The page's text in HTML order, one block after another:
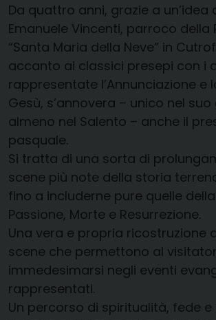
Da quattro anni, grazie a un’idea
Emanuele Vincenti, parroco della
“Santa Maria della Neve” in
accanto ai classici presepi con i
rappresentate l’Annunciazione e
Gesù, s’annovera – unico nel suo
almeno nel Salento – anche il
pasquale.
Si tratta di una sorta di
scene più note della storia
fino a includerne pure quelle
Passione, Morte e Resurrezione.
Una vera e propria ricostruzione
scene che permettono al
immedesimarsi negli eventi
rappresentati.
Un percorso di spiritualità, fede